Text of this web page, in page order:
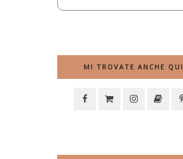
MI TROVATE ANCHE QUI